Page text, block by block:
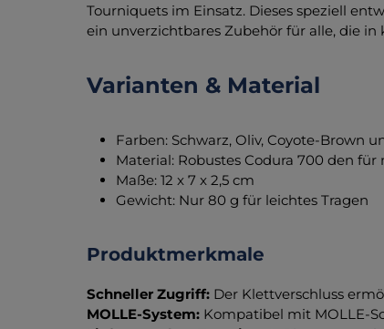
Tourniquets im Einsatz. Dieses speziell
ein unverzichtbares Zubehör für alle, die
Varianten & Material
Farben: Schwarz, Oliv, Coyote-Brown
Material: Robustes Codura 700 den
Maße: 12 x 7 x 2,5 cm
Gewicht: Nur 80 g für leichtes Tragen
Produktmerkmale
Schneller Zugriff: Der Klettverschluss
MOLLE-System: Kompatibel mit MOLLE-